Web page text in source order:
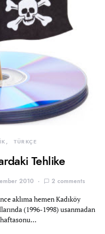
TÜRKÇE
Tehlike
2010 2 comments
aklıma hemen Kadıköy
(1996-1998) usanmadan
haftasonu…